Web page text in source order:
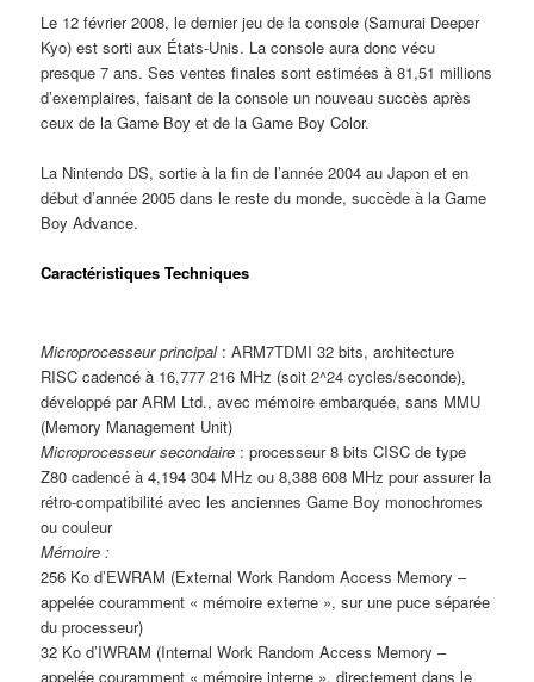
Le 12 février 2008, le dernier jeu de la console (Samurai Deeper
Kyo) est sorti aux États-Unis. La console aura donc vécu
presque 7 ans. Ses ventes finales sont estimées à 81,51 millions
d’exemplaires, faisant de la console un nouveau succès après
ceux de la Game Boy et de la Game Boy Color.
La Nintendo DS, sortie à la fin de l’année 2004 au Japon et en
début d’année 2005 dans le reste du monde, succède à la Game
Boy Advance.
Caractéristiques Techniques
Microprocesseur principal : ARM7TDMI 32 bits, architecture
RISC cadencé à 16,777 216 MHz (soit 2^24 cycles/seconde),
développé par ARM Ltd., avec mémoire embarquée, sans MMU
(Memory Management Unit)
Microprocesseur secondaire : processeur 8 bits CISC de type
Z80 cadencé à 4,194 304 MHz ou 8,388 608 MHz pour assurer la
rétro-compatibilité avec les anciennes Game Boy monochromes
ou couleur
Mémoire :
256 Ko d’EWRAM (External Work Random Access Memory –
appelée couramment « mémoire externe », sur une puce séparée
du processeur)
32 Ko d’IWRAM (Internal Work Random Access Memory –
appelée couramment « mémoire interne », directement dans le